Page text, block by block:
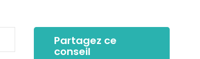
Partagez ce
conseil